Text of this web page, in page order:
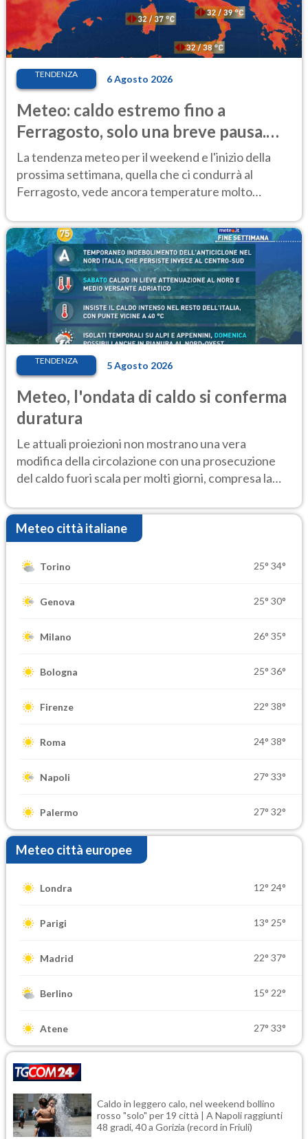
TENDENZA 6 Agosto 2026
Meteo: caldo estremo fino a
Ferragosto, solo una breve pausa.
Ecco dove
La tendenza meteo per il weekend e l'inizio della
prossima settimana, quella che ci condurrà al
Ferragosto, vede ancora temperature molto
TENDENZA 5 Agosto 2026
Meteo, l'ondata di caldo si conferma
duratura
Le attuali proiezioni non mostrano una vera
modifica della circolazione con una prosecuzione
del caldo fuori scala per molti giorni, compresa la
Meteo città italiane
Torino 25° 34°
Genova 25° 30°
Milano 26° 35°
Bologna 25° 36°
Firenze 22° 38°
Roma 24° 38°
Napoli 27° 33°
Palermo 27° 32°
Meteo città europee
Londra 12° 24°
Parigi 13° 25°
Madrid 22° 37°
Berlino 15° 22°
Atene 27° 33°
Caldo in leggero calo, nel weekend bollino
rosso "solo" per 19 città | A Napoli raggiunti
48 gradi, 40 a Gorizia (record in Friuli)